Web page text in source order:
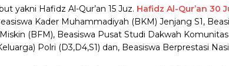
yakni Hafidz Al-Qur’an 15 Juz. Hafidz Al-Qur’an 30
Kader Muhammadiyah (BKM) Jenjang S1,
(BFM), Beasiswa Pusat Studi Dakwah
Polri (D3,D4,S1) dan, Beasiswa Berprestasi